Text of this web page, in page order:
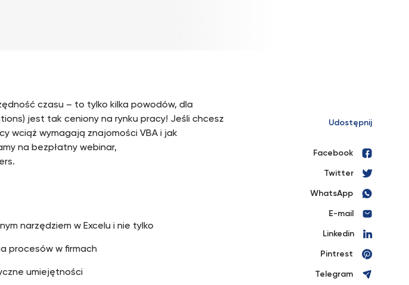
czasu – to tylko kilka powodów, dla
jest tak ceniony na rynku pracy! Jeśli chcesz
wciąż wymagają znajomości VBA i jak
na bezpłatny webinar,
narzędziem w Excelu i nie tylko
procesów w firmach
umiejętności
Udostępnij
Facebook
Twitter
WhatsApp
E-mail
Linkedin
Pintrest
Telegram